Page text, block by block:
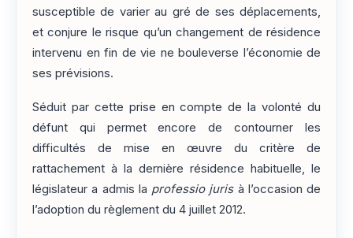
susceptible de varier au gré de ses déplacements,
et conjure le risque qu’un changement de résidence
intervenu en fin de vie ne bouleverse l’économie de
ses prévisions.
Séduit par cette prise en compte de la volonté du
défunt qui permet encore de contourner les
difficultés de mise en œuvre du critère de
rattachement à la dernière résidence habituelle, le
législateur a admis la professio jurisà l’occasion de
l’adoption du règlement du 4 juillet 2012.